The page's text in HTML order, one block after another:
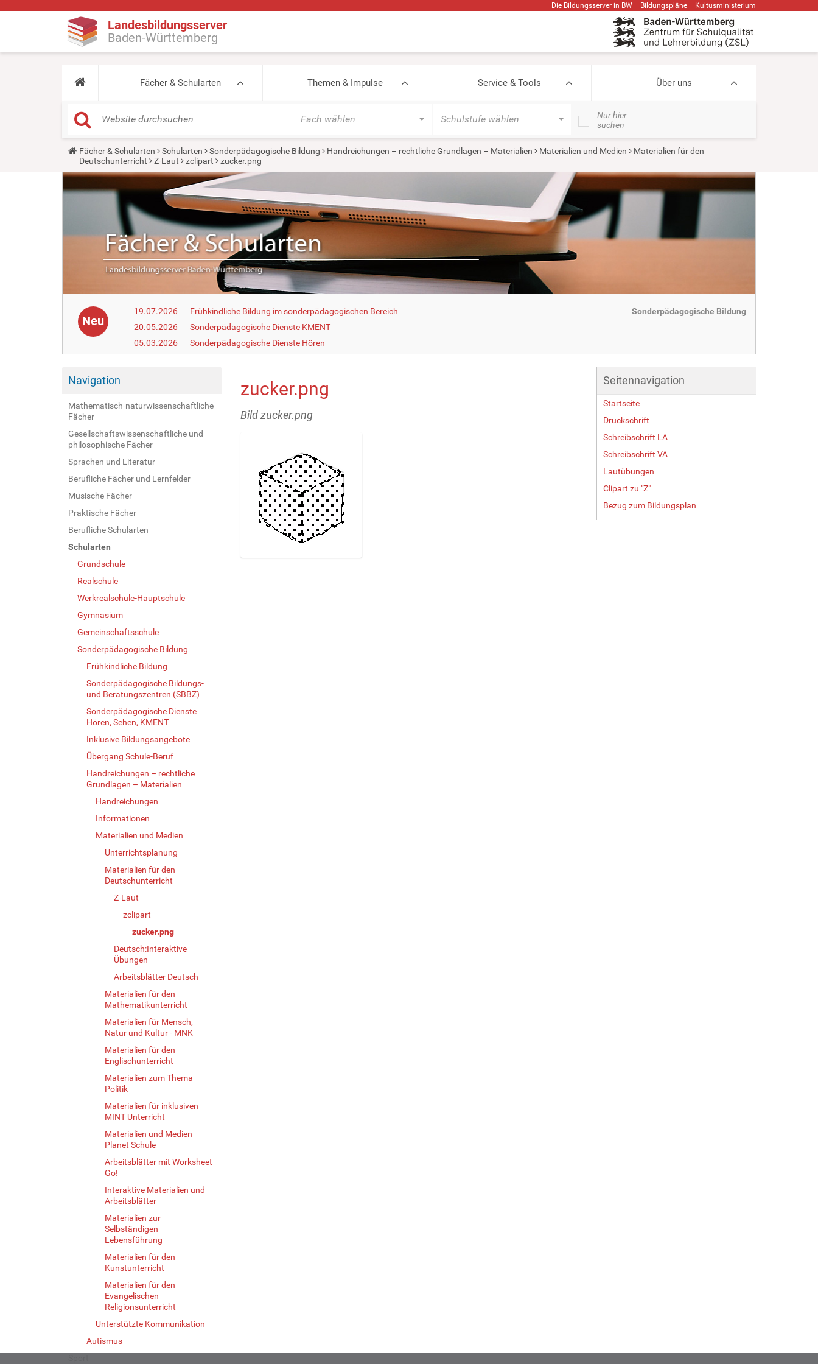
Die Bildungsserver in BW Bildungspläne Kultusministerium
Landesbildungsserver
Baden-Württemberg
Fächer & Schularten Themen & Impulse Service & Tools Über uns
Fach wählen Schulstufe wählen
Nur hier
suchen
Y
u
a
r
e
Fächer & Schularten Schularten Sonderpädagogische Bildung Handreichungen – rechtliche Grundlagen – Materialien Materialien und Medien
Materialien für den
Deutschunterricht
Z-Laut zclipart zucker.png
Neu
19.07.2026
Frühkindliche Bildung im sonderpädagogischen Bereich
20.05.2026
Sonderpädagogische Dienste KMENT
05.03.2026
Sonderpädagogische Dienste Hören
Sonderpädagogische Bildung
Navigation
Mathematisch-naturwissenschaftliche
Fächer
Gesellschaftswissenschaftliche und
philosophische Fächer
Sprachen und Literatur
Berufliche Fächer und Lernfelder
Musische Fächer
Praktische Fächer
Berufliche Schularten
Schularten
Grundschule
Realschule
Werkrealschule-Hauptschule
Gymnasium
Gemeinschaftsschule
Sonderpädagogische Bildung
Frühkindliche Bildung
Sonderpädagogische Bildungs-
und Beratungszentren (SBBZ)
Sonderpädagogische Dienste
Hören, Sehen, KMENT
Inklusive Bildungsangebote
Übergang Schule-Beruf
Handreichungen – rechtliche
Grundlagen – Materialien
Handreichungen
Informationen
Materialien und Medien
Unterrichtsplanung
Materialien für den
Deutschunterricht
Z-Laut
zclipart
zucker.png
Deutsch:Interaktive
Übungen
Arbeitsblätter Deutsch
Materialien für den
Mathematikunterricht
Materialien für Mensch,
Natur und Kultur - MNK
Materialien für den
Englischunterricht
Materialien zum Thema
Politik
Materialien für inklusiven
MINT Unterricht
Materialien und Medien
Planet Schule
Arbeitsblätter mit Worksheet
Go!
Interaktive Materialien und
Arbeitsblätter
Materialien zur
Selbständigen
Lebensführung
Materialien für den
Kunstunterricht
Materialien für den
Evangelischen
Religionsunterricht
Unterstützte Kommunikation
Autismus
zucker.png
Bild zucker.png
Seitennavigation
Startseite
Druckschrift
Schreibschrift LA
Schreibschrift VA
Lautübungen
Clipart zu "Z"
Bezug zum Bildungsplan